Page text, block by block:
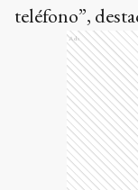
teléfono”,
Ads